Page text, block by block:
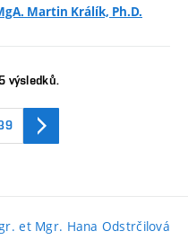
Martin Králík, Ph.D.
výsledků.
et Mgr. Hana Odstrčilová